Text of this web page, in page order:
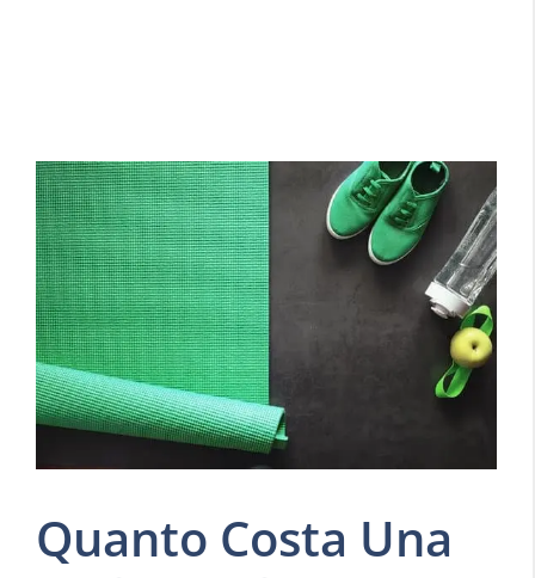
Quanto Costa Una